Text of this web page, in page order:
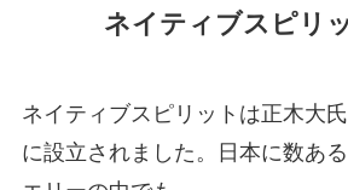
ネイティブスピリ
ネイティブスピリットは正木大
に設立されました。日本に数あ